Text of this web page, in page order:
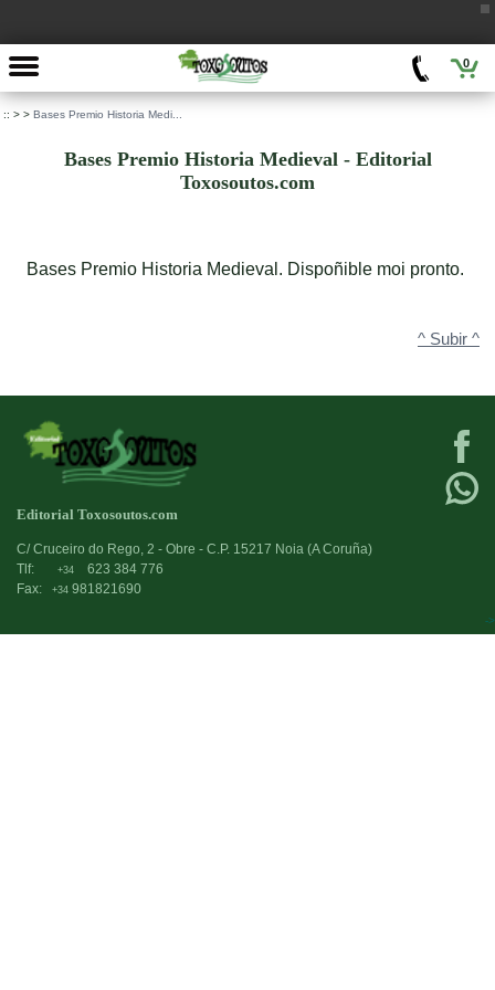
0
:: > > Bases Premio Historia Medi...
Bases Premio Historia Medieval - Editorial
Toxosoutos.com
Bases Premio Historia Medieval. Dispoñible moi pronto.
^ Subir ^
Editorial Toxosoutos.com
C/ Cruceiro do Rego, 2 - Obre - C.P. 15217 Noia (A Coruña)
Tlf:
+34
623 384 776
Fax:
+34 981821690
->